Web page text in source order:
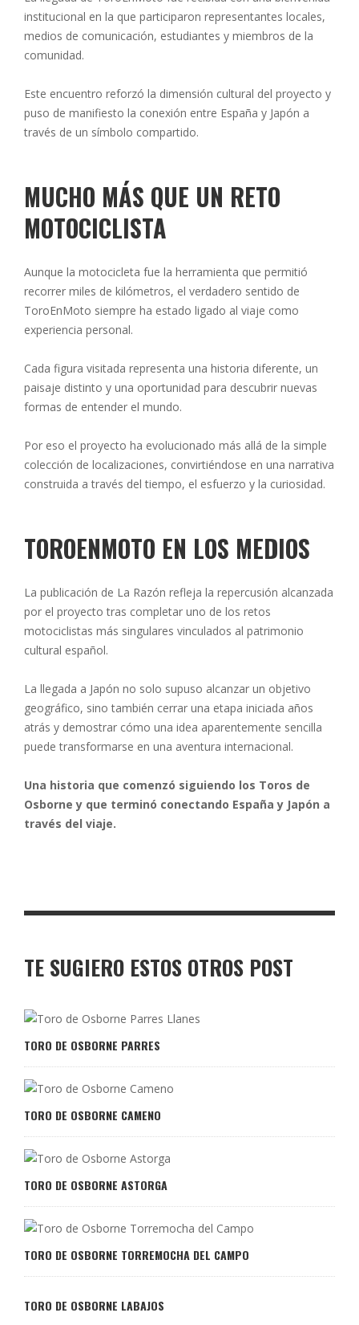
institucional en la que participaron representantes locales,
medios de comunicación, estudiantes y miembros de la
comunidad.
Este encuentro reforzó la dimensión cultural del proyecto y
puso de manifiesto la conexión entre España y Japón a
través de un símbolo compartido.
MUCHO MÁS QUE UN RETO
MOTOCICLISTA
Aunque la motocicleta fue la herramienta que permitió
recorrer miles de kilómetros, el verdadero sentido de
ToroEnMoto siempre ha estado ligado al viaje como
experiencia personal.
Cada figura visitada representa una historia diferente, un
paisaje distinto y una oportunidad para descubrir nuevas
formas de entender el mundo.
Por eso el proyecto ha evolucionado más allá de la simple
colección de localizaciones, convirtiéndose en una narrativa
construida a través del tiempo, el esfuerzo y la curiosidad.
TOROENMOTO EN LOS MEDIOS
La publicación de La Razón refleja la repercusión alcanzada
por el proyecto tras completar uno de los retos
motociclistas más singulares vinculados al patrimonio
cultural español.
La llegada a Japón no solo supuso alcanzar un objetivo
geográfico, sino también cerrar una etapa iniciada años
atrás y demostrar cómo una idea aparentemente sencilla
puede transformarse en una aventura internacional.
Una historia que comenzó siguiendo los Toros de
Osborne y que terminó conectando España y Japón a
través del viaje.
TE SUGIERO ESTOS OTROS POST
TORO DE OSBORNE PARRES
TORO DE OSBORNE CAMENO
TORO DE OSBORNE ASTORGA
TORO DE OSBORNE TORREMOCHA DEL CAMPO
TORO DE OSBORNE LABAJOS